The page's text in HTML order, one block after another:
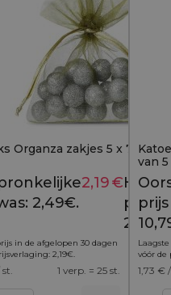
9,69 €
Organza zakjes 5 x 7 cm -
2,49€.
2,19€
prijs is:
2,19€.
in de afgelopen 30 dagen
2,19€.
1 verp. = 25 st.
van
vóór de
1,73 €